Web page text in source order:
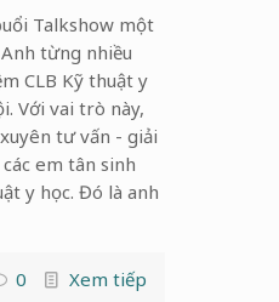
Talkshow một
từng nhiều
CLB Kỹ thuật y
Với vai trò này,
tư vấn - giải
em tân sinh
y học. Đó là anh
0 Xem tiếp